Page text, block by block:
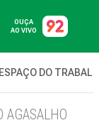
OUÇA
AO VIVO
ESPAÇO DO
AGASALHO